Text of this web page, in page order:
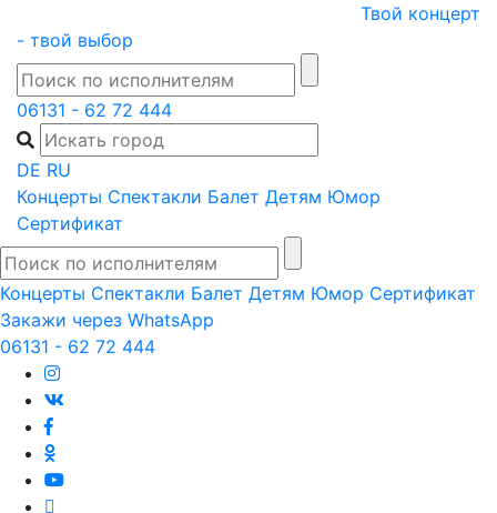
content
Твой концерт
- твой выбор
06131 - 62 72 444
DE RU
Концерты Спектакли Балет Детям Юмор
Сертификат
Концерты Спектакли Балет Детям Юмор Сертификат
Закажи через WhatsApp
06131 - 62 72 444